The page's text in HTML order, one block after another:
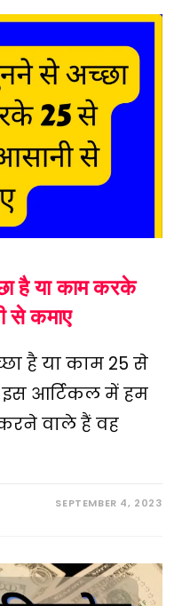
है या काम करके
कमाए
है या काम 25 से
आर्टिकल में हम
वाले हैं वह
SEPTEMBER 4, 2023